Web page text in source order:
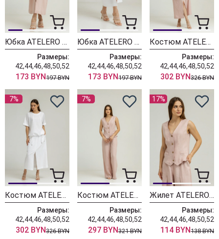
Юбка ATELERO 1106 пудра
Размеры:
42,44,46,48,50,52
173 BYN197 BYN
Юбка ATELERO 1106 белый
Размеры:
42,44,46,48,50,52
173 BYN197 BYN
Костюм ATELERO 1105 пудра
Размеры:
42,44,46,48,50,52
302 BYN326 BYN
7%
Костюм ATELERO 1105 белый
Размеры:
42,44,46,48,50,52
302 BYN326 BYN
7%
Костюм ATELERO 1104 пудровый
Размеры:
42,44,46,48,50,52
297 BYN321 BYN
17%
Жилет ATELERO 1103 пудровый
Размеры:
42,44,46,48,50,52
114 BYN138 BYN